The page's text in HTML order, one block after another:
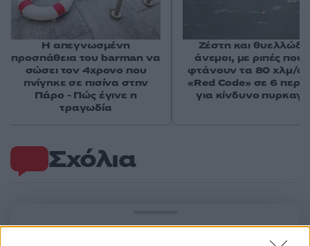
Σχόλια
Η απεγνωσμένη
προσπάθεια του barman να
σώσει τον 4χρονο που
πνίγηκε σε πισίνα στην
Πάρο - Πώς έγινε η
τραγωδία
Ζέστη και
άνεμοι, με ριπές που
φτάνουν τα 80 χλμ/
«Red Code» σε 6
για κίνδυνο